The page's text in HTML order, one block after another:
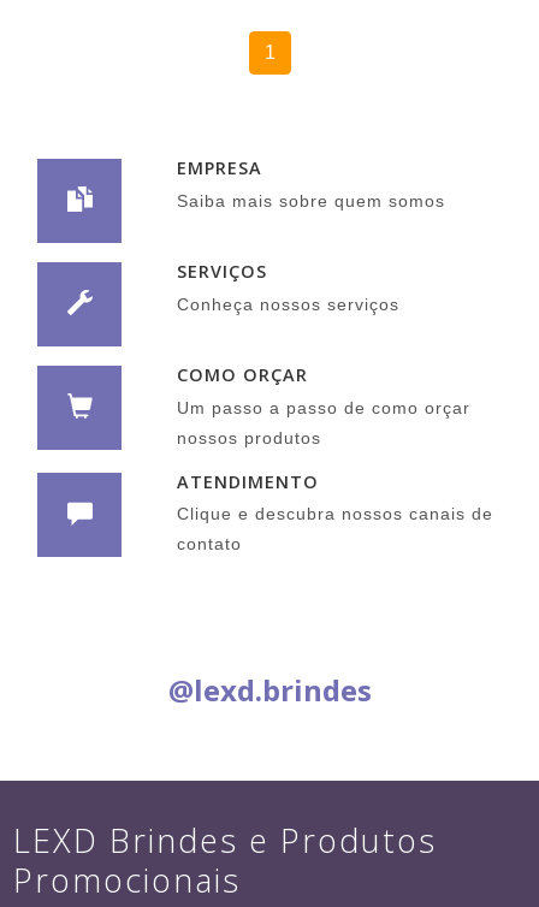
1
EMPRESA
Saiba mais sobre quem somos
SERVIÇOS
Conheça nossos serviços
COMO ORÇAR
Um passo a passo de como orçar
nossos produtos
ATENDIMENTO
Clique e descubra nossos canais de
contato
@lexd.brindes
LEXD Brindes e Produtos
Promocionais